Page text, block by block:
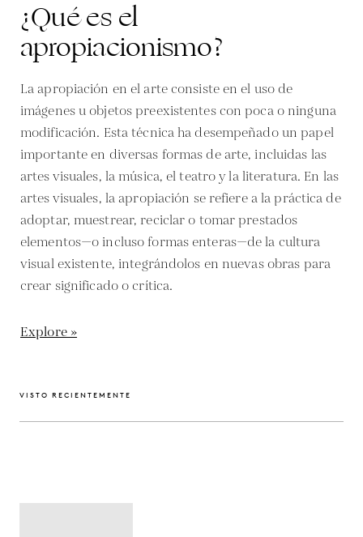
¿Qué es el
apropiacionismo?
La apropiación en el arte consiste en el uso de
imágenes u objetos preexistentes con poca o ninguna
modificación. Esta técnica ha desempeñado un papel
importante en diversas formas de arte, incluidas las
artes visuales, la música, el teatro y la literatura. En las
artes visuales, la apropiación se refiere a la práctica de
adoptar, muestrear, reciclar o tomar prestados
elementos—o incluso formas enteras—de la cultura
visual existente, integrándolos en nuevas obras para
crear significado o crítica.
Explore »
VISTO RECIENTEMENTE